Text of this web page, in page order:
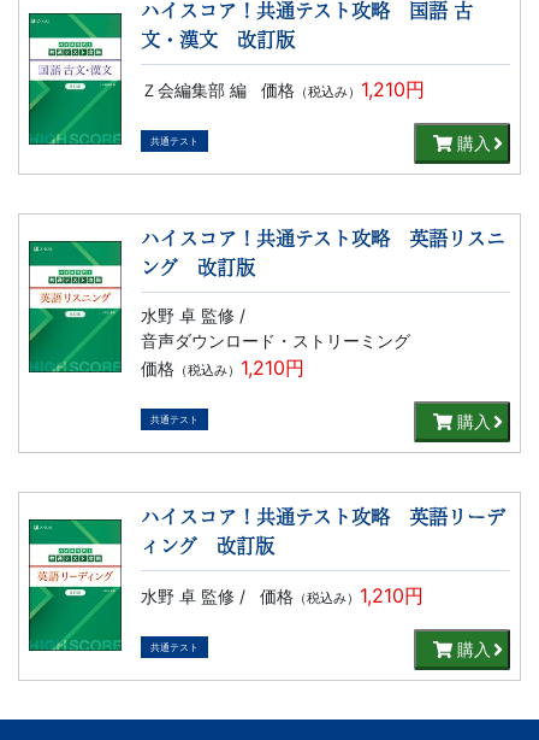
ハイスコア！共通テスト攻略 国語 古
文・漢文 改訂版
Ｚ会編集部 編 価格（税込み） 1,210円
共通テスト 購入
ハイスコア！共通テスト攻略 英語リスニ
ング 改訂版
水野 卓 監修 /
音声ダウンロード・ストリーミング
価格（税込み） 1,210円
共通テスト 購入
ハイスコア！共通テスト攻略 英語リーデ
ィング 改訂版
水野 卓 監修 / 価格（税込み） 1,210円
共通テスト 購入